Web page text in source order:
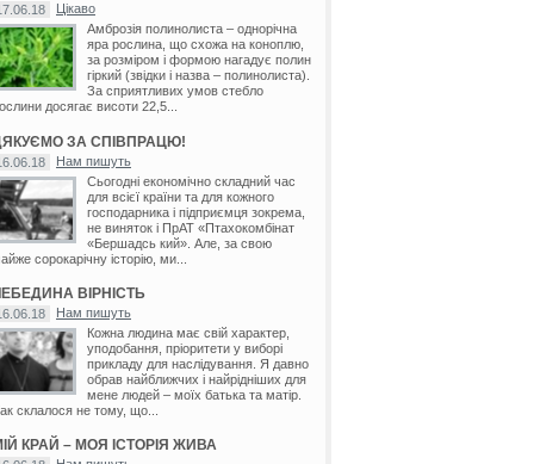
Цікаво
Амброзія полинолиста – однорічна
яра рослина, що схожа на коноплю,
за розміром і формою нагадує полин
гіркий (звідки і назва – полинолиста).
За сприятливих умов стебло
досягає висоти 22,5...
ЗА СПІВПРАЦЮ!
Нам пишуть
Сьогодні економічно складний час
для всієї країни та для кожного
господарника і підприємця зокрема,
не виняток і ПрАТ «Птахокомбінат
«Бершадсь кий». Але, за свою
сорокарічну історію, ми...
ВІРНІСТЬ
Нам пишуть
Кожна людина має свій характер,
уподобання, пріоритети у виборі
прикладу для наслідування. Я давно
обрав найближчих і найрідніших для
мене людей – моїх батька та матір.
склалося не тому, що...
КРАЙ – МОЯ ІСТОРІЯ ЖИВА